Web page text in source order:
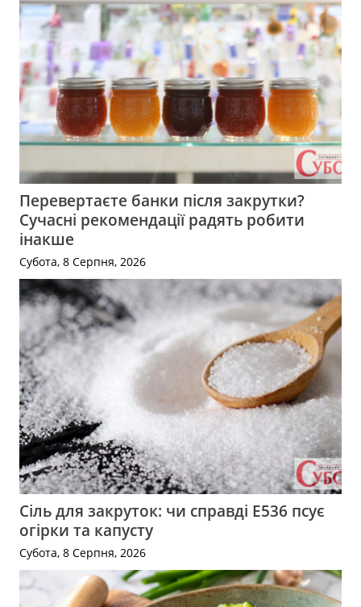
Перевертаєте банки після закрутки?
Сучасні рекомендації радять робити
інакше
Субота, 8 Серпня, 2026
Сіль для закруток: чи справді Е536 псує
огірки та капусту
Субота, 8 Серпня, 2026